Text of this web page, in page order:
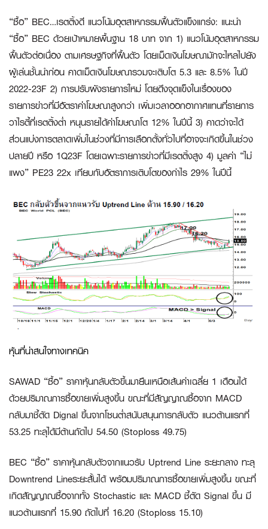
“ซื้อ” BEC…เรตติ้งดี แนวโน้มอุตสาหกรรมฟื้นตัวแข็งแกร่ง: แนะนำ
“ซื้อ” BEC ด้วยเป้าหมายพื้นฐาน 18 บาท จาก 1) แนวโน้มอุตสาหกรรม
ฟื้นตัวต่อเนื่อง ตามเศรษฐกิจที่ฟื้นตัว โดยเม็ดเงินโฆษณามักจะไหลไปยัง
ผู้เล่นชั้นนำก่อน คาดเม็ดเงินโฆษณารวมจะเติบโต 5.3 และ 8.5% ในปี
2022-23F 2) การปรับผังรายการใหม่ โดยดึงจุดแข็งในเรื่องของ
รายการข่าวที่มีอัตราค่าโฆษณาสูงกว่า เพิ่มเวลาออกอากาศแทนที่รายการ
วาไรตี้ที่เรตติ้งต่ำ หนุนรายได้ค่าโฆษณาโต 12% ในปีนี้ 3) คาดว่าจะได้
ส่วนแบ่งการตลาดเพิ่มในช่วงที่มีการเลือกตั้งทั่วไปที่อาจจะเกิดขึ้นในช่วง
ปลายปี หรือ 1Q23F โดยเฉพาะรายการข่าวที่มีเรตติ้งสูง 4) มูลค่า “ไม่
แพง” PE23 22x เทียบกับอัตราการเติบโตของกำไร 29% ในปีนี้
หุ้นที่น่าสนใจทางเทคนิค
SAWAD “ซื้อ” ราคาหุ้นกลับตัวขึ้นมายืนเหนือเส้นค่าเฉลี่ย 1 เดือนได้
ด้วยปริมาณการซื้อขายเพิ่มสูงขึ้น ขณะที่มีสัญญาณซื้อจาก MACD
กลับมาชี้ตัด Dignal ขึ้นจากโซนต่ำสนับสนุนการกลับตัว แนวต้านแรกที่
53.25 ทะลุได้มีต้านถัดไป 54.50 (Stoploss 49.75)
BEC “ซื้อ” ราคาหุ้นกลับตัวจากแนวรับ Uptrend Line ระยะกลาง ทะลุ
Downtrend Lineระยะสั้นได้ พร้อมปริมาณการซื้อขายเพิ่มสูงขึ้น ขณะที่
เกิดสัญญาณซื้อจากทั้ง Stochastic และ MACD ชี้ตัด Signal ขึ้น มี
แนวต้านแรกที่ 15.90 ถัดไปที่ 16.20 (Stoploss 15.10)